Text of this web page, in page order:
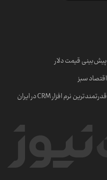
پیش‌بینی قیمت دلار
اقتصاد سبز
قدرتمندترین نرم‌ افزار CRM در ایران